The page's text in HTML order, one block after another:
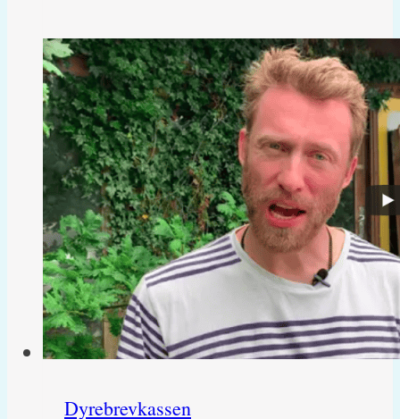
få
EFA
olie,
og
er
dyrlægens
den
bedste?
Dyrebrevkassen